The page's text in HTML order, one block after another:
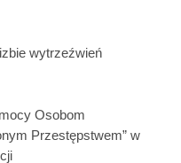
wytrzeźwień
Osobom
Przestępstwem” w